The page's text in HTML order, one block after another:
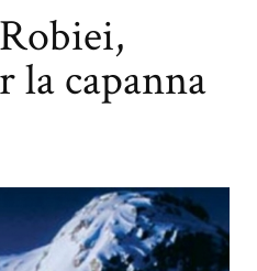
la capanna